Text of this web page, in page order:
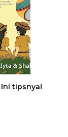
tipsnya!